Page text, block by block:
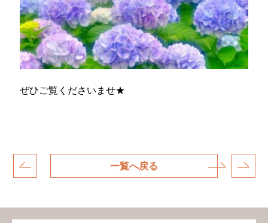
ぜひご覧くださいませ★
一覧へ戻る